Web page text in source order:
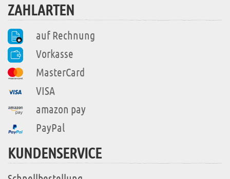
ZAHLARTEN
auf Rechnung
Vorkasse
MasterCard
VISA
amazon pay
PayPal
KUNDENSERVICE